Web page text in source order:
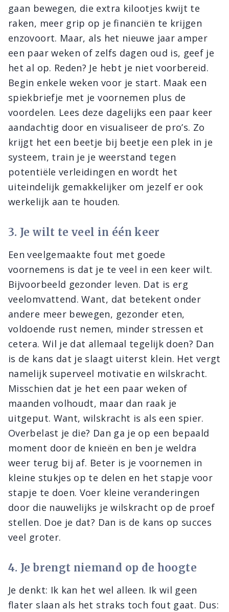
gaan bewegen, die extra kilootjes kwijt te
raken, meer grip op je financiën te krijgen
enzovoort. Maar, als het nieuwe jaar amper
een paar weken of zelfs dagen oud is, geef je
het al op. Reden? Je hebt je niet voorbereid.
Begin enkele weken voor je start. Maak een
spiekbriefje met je voornemen plus de
voordelen. Lees deze dagelijks een paar keer
aandachtig door en visualiseer de pro’s. Zo
krijgt het een beetje bij beetje een plek in je
systeem, train je je weerstand tegen
potentiële verleidingen en wordt het
uiteindelijk gemakkelijker om jezelf er ook
werkelijk aan te houden.
3. Je wilt te veel in één keer
Een veelgemaakte fout met goede
voornemens is dat je te veel in een keer wilt.
Bijvoorbeeld gezonder leven. Dat is erg
veelomvattend. Want, dat betekent onder
andere meer bewegen, gezonder eten,
voldoende rust nemen, minder stressen et
cetera. Wil je dat allemaal tegelijk doen? Dan
is de kans dat je slaagt uiterst klein. Het vergt
namelijk superveel motivatie en wilskracht.
Misschien dat je het een paar weken of
maanden volhoudt, maar dan raak je
uitgeput. Want, wilskracht is als een spier.
Overbelast je die? Dan ga je op een bepaald
moment door de knieën en ben je weldra
weer terug bij af. Beter is je voornemen in
kleine stukjes op te delen en het stapje voor
stapje te doen. Voer kleine veranderingen
door die nauwelijks je wilskracht op de proef
stellen. Doe je dat? Dan is de kans op succes
veel groter.
4. Je brengt niemand op de hoogte
Je denkt: Ik kan het wel alleen. Ik wil geen
flater slaan als het straks toch fout gaat. Dus: